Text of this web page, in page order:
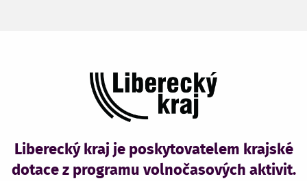
Liberecký kraj je poskytovatelem krajské
dotace z programu volnočasových aktivit.